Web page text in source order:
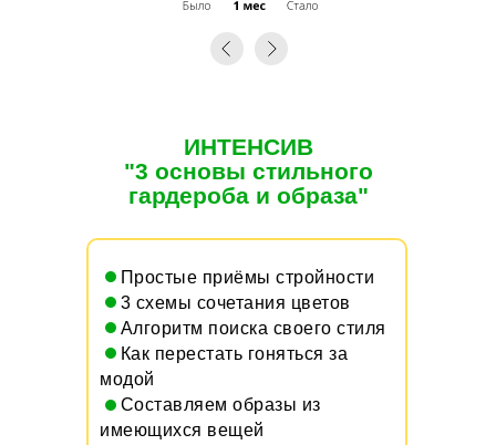
ИНТЕНСИВ
"3 основы стильного
гардероба и образа"
1.Простые приёмы стройности
3.3 схемы сочетания цветов
5.Алгоритм поиска своего стиля
6.Как перестать гоняться за
модой
7.Составляем образы из
имеющихся вещей